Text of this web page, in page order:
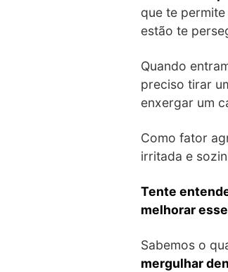
que te
estão te
Quando
preciso tirar
enxergar um
Como fator
irritada e
Tente
melhorar
Sabemos o
mergulhar